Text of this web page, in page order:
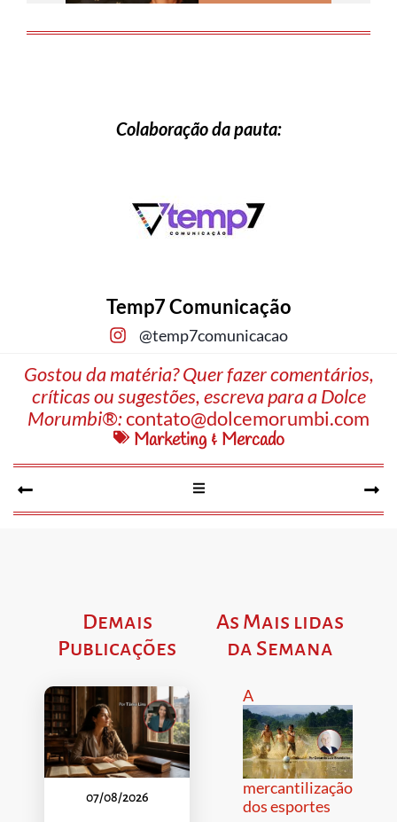
Colaboração da pauta:
Temp7 Comunicação
@temp7comunicacao
Gostou da matéria? Quer fazer comentários,
críticas ou sugestões, escreva para a Dolce
Morumbi®:contato@dolcemorumbi.com
Marketing & Mercado
Demais
Publicações
07/08/2026
As Mais lidas
da Semana
A
mercantilização
dos esportes